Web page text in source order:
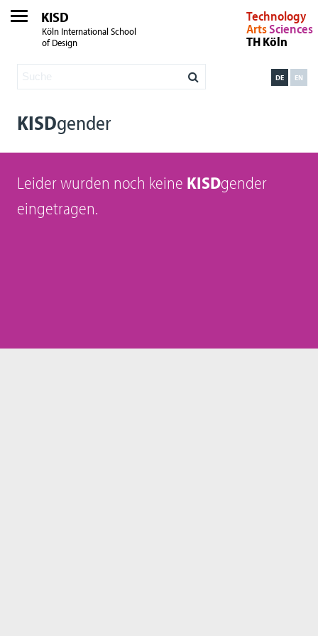
KISD
Köln International School
of Design
Technology
ArtsSciences
TH Köln
EN
DE
KISDgender
Leider wurden noch keine KISDgender
eingetragen.